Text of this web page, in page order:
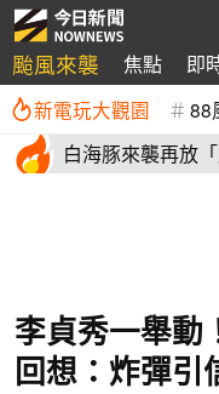
颱風來襲 焦點 即
新電玩大觀園 88
白海豚來襲再放
李貞秀一舉動
回想：炸彈引